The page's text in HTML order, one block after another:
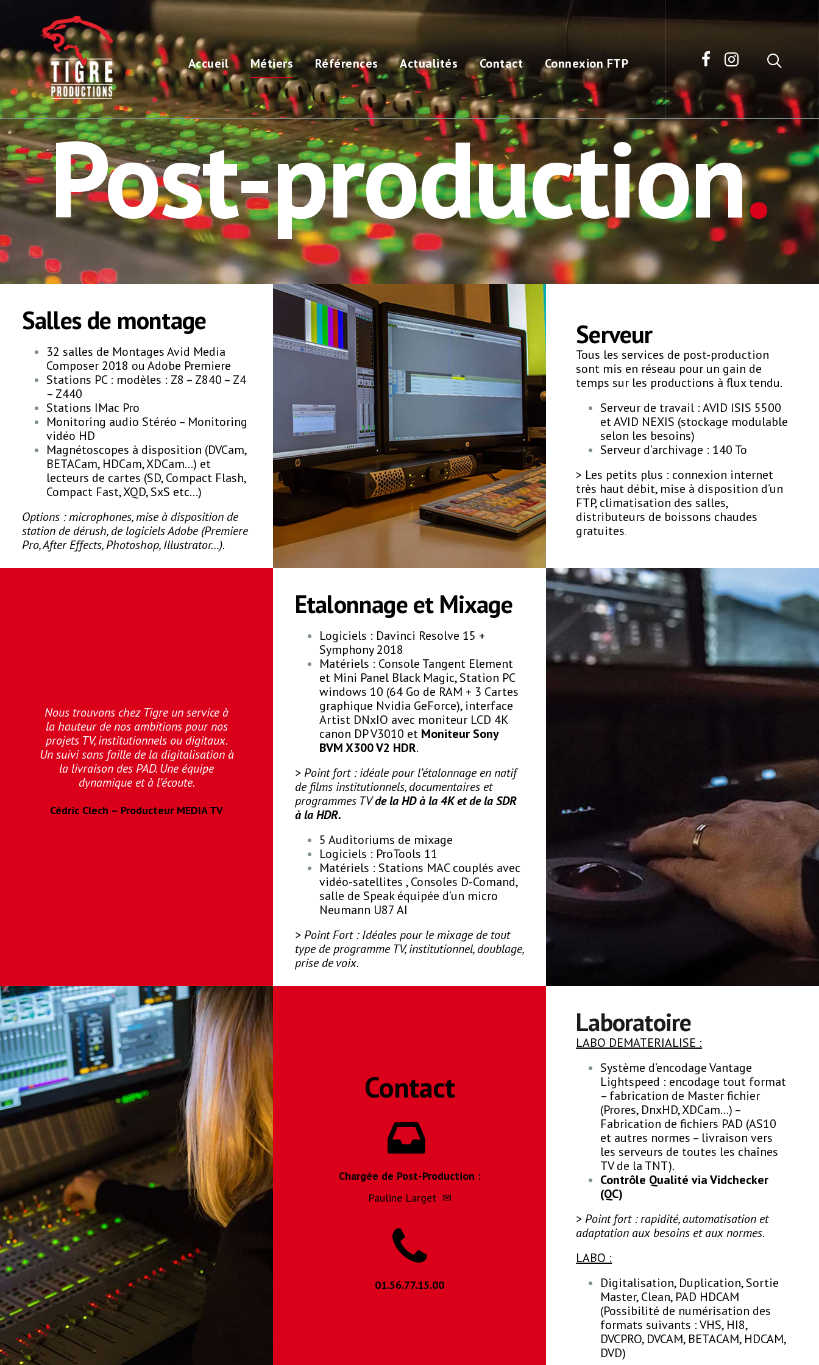
Accueil Métiers Références Actualités Contact Connexion FTP
Post-production.
Salles de montage
32 salles de Montages Avid Media
Composer 2018 ou Adobe Premiere
Stations PC : modèles : Z8 – Z840 – Z4
– Z440
Stations IMac Pro
Monitoring audio Stéréo – Monitoring
vidéo HD
Magnétoscopes à disposition (DVCam,
BETACam, HDCam, XDCam…) et
lecteurs de cartes (SD, Compact Flash,
Compact Fast, XQD, SxS etc…)
Options : microphones, mise à disposition de
station de dérush, de logiciels Adobe (Premiere
Pro, After Effects, Photoshop, Illustrator…).
Serveur
Tous les services de post-production
sont mis en réseau pour un gain de
temps sur les productions à flux tendu.
Serveur de travail : AVID ISIS 5500
et AVID NEXIS (stockage modulable
selon les besoins)
Serveur d’archivage : 140 To
> Les petits plus : connexion internet
très haut débit, mise à disposition d’un
FTP, climatisation des salles,
distributeurs de boissons chaudes
gratuites.
Nous trouvons chez Tigre un service à
la hauteur de nos ambitions pour nos
projets TV, institutionnels ou digitaux.
Un suivi sans faille de la digitalisation à
la livraison des PAD. Une équipe
dynamique et à l’écoute.
Cédric Clech – Producteur MEDIA TV
Etalonnage et Mixage
Logiciels : Davinci Resolve 15 +
Symphony 2018
Matériels : Console Tangent Element
et Mini Panel Black Magic, Station PC
windows 10 (64 Go de RAM + 3 Cartes
graphique Nvidia GeForce), interface
Artist DNxIO avec moniteur LCD 4K
canon DP V3010 et Moniteur Sony
BVM X300 V2 HDR.
> Point fort : idéale pour l’étalonnage en natif
de films institutionnels, documentaires et
programmes TVde la HD à la 4K et de la SDR
à la HDR.
5 Auditoriums de mixage
Logiciels : ProTools 11
Matériels : Stations MAC couplés avec
vidéo-satellites , Consoles D-Comand,
salle de Speak équipée d’un micro
Neumann U87 AI
> Point Fort : Idéales pour le mixage de tout
type de programme TV, institutionnel, doublage,
prise de voix.
Contact
Chargée de Post-Production :
Pauline Larget ✉
01.56.77.15.00
Laboratoire
LABO DEMATERIALISE :
Système d’encodage Vantage
Lightspeed : encodage tout format
– fabrication de Master fichier
(Prores, DnxHD, XDCam…) –
Fabrication de fichiers PAD (AS10
et autres normes – livraison vers
les serveurs de toutes les chaînes
TV de la TNT).
Contrôle Qualité via Vidchecker
(QC)
> Point fort : rapidité, automatisation et
adaptation aux besoins et aux normes.
LABO :
Digitalisation, Duplication, Sortie
Master, Clean, PAD HDCAM
(Possibilité de numérisation des
formats suivants : VHS, HI8,
DVCPRO, DVCAM, BETACAM, HDCAM,
DVD)